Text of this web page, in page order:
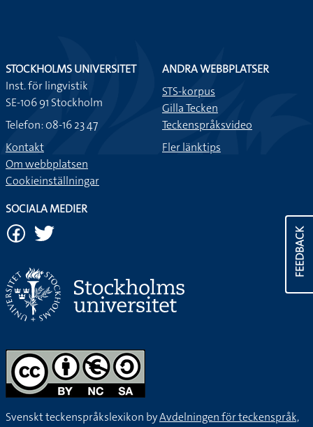
FEEDBACK
STOCKHOLMS UNIVERSITET
Inst. för lingvistik
SE-106 91 Stockholm
Telefon: 08-16 23 47
Kontakt
Om webbplatsen
Cookieinställningar
ANDRA WEBBPLATSER
STS-korpus
Gilla Tecken
Teckenspråksvideo
Fler länktips
SOCIALA MEDIER
Svenskt teckenspråkslexikon byAvdelningen för teckenspråk,